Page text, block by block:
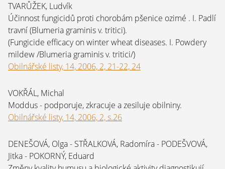
TVARŮŽEK, Ludvík
Účinnost fungicidů proti chorobám pšenice ozimé . I. Padlí
travní (Blumeria graminis v. tritici).
(Fungicide efficacy on winter wheat diseases. I. Powdery
mildew /Blumeria graminis v. tritici/)
Obilnářské listy, 14, 2006, 2, 21-22, 24
VOKŘÁL, Michal
Moddus - podporuje, zkracuje a zesiluje obilniny.
Obilnářské listy, 14, 2006, 2, s.26
DENEŠOVÁ, Olga - STŘALKOVÁ, Radomíra - PODEŠVOVÁ,
Jitka - POKORNÝ, Eduard